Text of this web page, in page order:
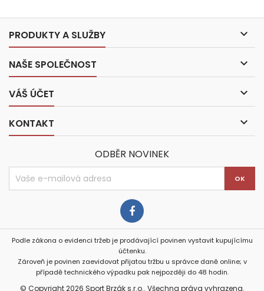
PRODUKTY A SLUŽBY 
NAŠE SPOLEČNOST 
VÁŠ ÚČET 
KONTAKT 
ODBĚR NOVINEK
Podle zákona o evidenci tržeb je prodávající povinen vystavit kupujícímu
účtenku.
Zároveň je povinen zaevidovat přijatou tržbu u správce daně online; v
případě technického výpadku pak nejpozději do 48 hodin.
© Copyright 2026 Sport Brzák s.r.o.. Všechna práva vyhrazena.